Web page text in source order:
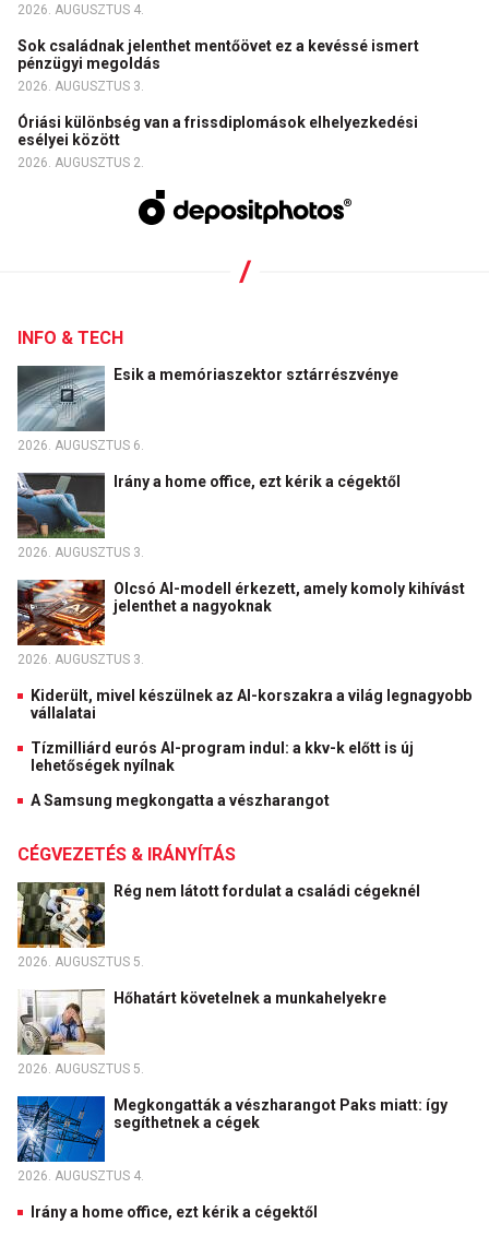
2026. AUGUSZTUS 4.
Sok családnak jelenthet mentőövet ez a kevéssé ismert
pénzügyi megoldás
2026. AUGUSZTUS 3.
Óriási különbség van a frissdiplomások elhelyezkedési
esélyei között
2026. AUGUSZTUS 2.
INFO & TECH
Esik a memóriaszektor sztárrészvénye
2026. AUGUSZTUS 6.
Irány a home office, ezt kérik a cégektől
2026. AUGUSZTUS 3.
Olcsó AI-modell érkezett, amely komoly kihívást
jelenthet a nagyoknak
2026. AUGUSZTUS 3.
Kiderült, mivel készülnek az AI-korszakra a világ legnagyobb
vállalatai
Tízmilliárd eurós AI-program indul: a kkv-k előtt is új
lehetőségek nyílnak
A Samsung megkongatta a vészharangot
CÉGVEZETÉS & IRÁNYÍTÁS
Rég nem látott fordulat a családi cégeknél
2026. AUGUSZTUS 5.
Hőhatárt követelnek a munkahelyekre
2026. AUGUSZTUS 5.
Megkongatták a vészharangot Paks miatt: így
segíthetnek a cégek
2026. AUGUSZTUS 4.
Irány a home office, ezt kérik a cégektől